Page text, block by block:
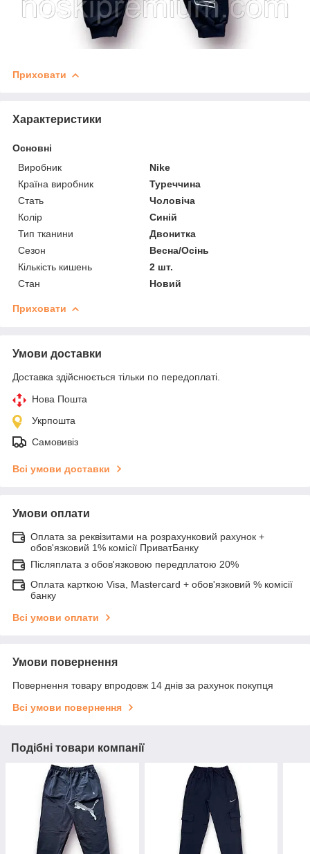
Приховати
Характеристики
Основні
Виробник
Nike
Країна виробник
Туреччина
Стать
Чоловіча
Колір
Синій
Тип тканини
Двонитка
Сезон
Весна/Осінь
Кількість кишень
2 шт.
Стан
Новий
Приховати
Умови доставки
Доставка здійснюється тільки по передоплаті.
Нова Пошта
Укрпошта
Самовивіз
Всі умови доставки
Умови оплати
Оплата за реквізитами на розрахунковий рахунок +
обов'язковий 1% комісії ПриватБанку
Післяплата з обов'язковою передплатою 20%
Оплата карткою Visa, Mastercard + обов'язковий % комісії
банку
Всі умови оплати
Умови повернення
Повернення товару впродовж 14 днів за рахунок покупця
Всі умови повернення
Подібні товари компанії